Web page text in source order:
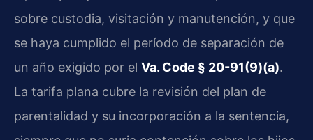
sobre custodia, visitación y manutención, y que
se haya cumplido el período de separación de
un año exigido por el Va. Code § 20-91(9)(a).
La tarifa plana cubre la revisión del plan de
parentalidad y su incorporación a la sentencia,